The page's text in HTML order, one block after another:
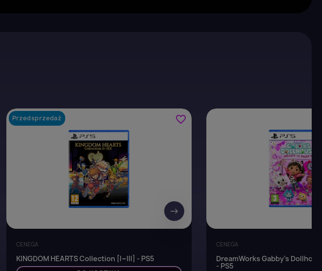
Przedsprzedaż favorite_border
CENEGA
KINGDOM HEARTS Collection [I~III] - PS5
CENEGA
DreamWorks Gabby's
- PS5
→